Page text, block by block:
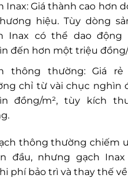
Inax: Giá thành cao hơn
hiệu. Tùy dòng
Inax có thể dao động
đến hơn một triệu đồng/
thông thường: Giá
chỉ từ vài chục nghìn
đồng/m², tùy kích
thông thường chiếm
đầu, nhưng gạch
phí bảo trì và thay thế về